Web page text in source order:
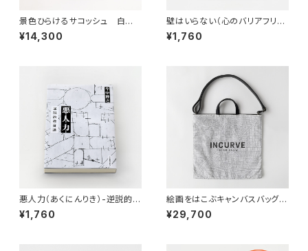
景色ひらけるサコッシュ 白の
風景・町
¥14,300
壁はいらない（心のバリアフリ
ー）、って言われても。
¥1,760
悪人力（あくにんりき）-逆説的教
育論-
¥1,760
絵画をはこぶキャンバスバッグ
鉄のデザイン
¥29,700